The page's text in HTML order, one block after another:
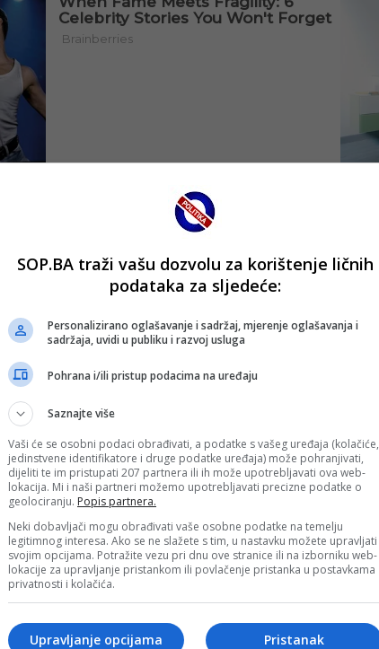
SOP.BA traži vašu dozvolu za korištenje ličnih
podataka za sljedeće:
Personalizirano oglašavanje i sadržaj, mjerenje oglašavanja i
sadržaja, uvidi u publiku i razvoj usluga
Pohrana i/ili pristup podacima na uređaju
Saznajte više
Vaši će se osobni podaci obrađivati, a podatke s vašeg uređaja (kolačiće,
jedinstvene identifikatore i druge podatke uređaja) može pohranjivati,
dijeliti te im pristupati 207 partnera ili ih može upotrebljavati ova web-
lokacija. Mi i naši partneri možemo upotrebljavati precizne podatke o
geolociranju. Popis partnera.
Neki dobavljači mogu obrađivati vaše osobne podatke na temelju
legitimnog interesa. Ako se ne slažete s tim, u nastavku možete upravljati
svojim opcijama. Potražite vezu pri dnu ove stranice ili na izborniku web-
lokacije za upravljanje pristankom ili povlačenje pristanka u postavkama
privatnosti i kolačića.
Pristanak
Upravljanje opcijama